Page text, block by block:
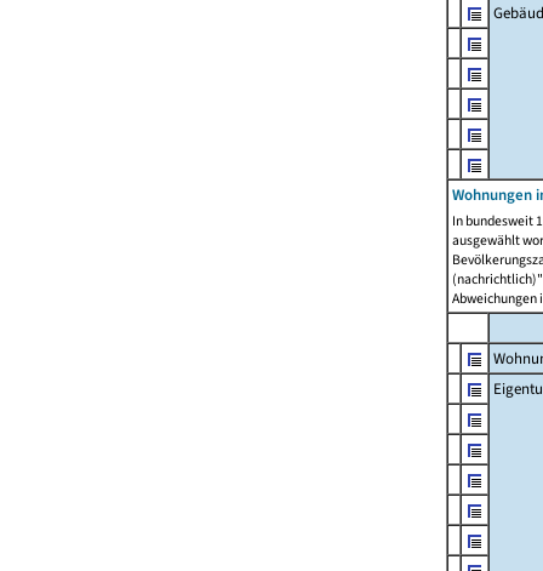
Wohnungen
In bundesweit
ausgewählt
Abweichungen